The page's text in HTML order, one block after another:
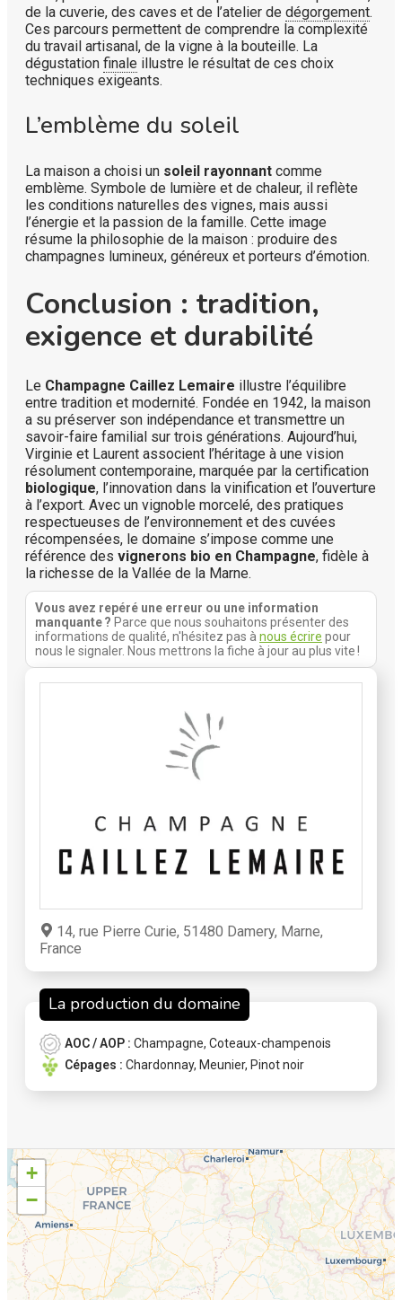
de la cuverie, des caves et de l’atelier de dégorgement.
Ces parcours permettent de comprendre la complexité
du travail artisanal, de la vigne à la bouteille. La
dégustation finale illustre le résultat de ces choix
techniques exigeants.
L’emblème du soleil
La maison a choisi un soleil rayonnant comme
emblème. Symbole de lumière et de chaleur, il reflète
les conditions naturelles des vignes, mais aussi
l’énergie et la passion de la famille. Cette image
résume la philosophie de la maison : produire des
champagnes lumineux, généreux et porteurs d’émotion.
Conclusion : tradition,
exigence et durabilité
Le Champagne Caillez Lemaire illustre l’équilibre
entre tradition et modernité. Fondée en 1942, la maison
a su préserver son indépendance et transmettre un
savoir-faire familial sur trois générations. Aujourd’hui,
Virginie et Laurent associent l’héritage à une vision
résolument contemporaine, marquée par la certification
biologique, l’innovation dans la vinification et l’ouverture
à l’export. Avec un vignoble morcelé, des pratiques
respectueuses de l’environnement et des cuvées
récompensées, le domaine s’impose comme une
référence des vignerons bio en Champagne, fidèle à
la richesse de la Vallée de la Marne.
Vous avez repéré une erreur ou une information
manquante ? Parce que nous souhaitons présenter des
informations de qualité, n'hésitez pas à nous écrire pour
nous le signaler. Nous mettrons la fiche à jour au plus vite !
14, rue Pierre Curie, 51480 Damery, Marne,
France
La production du domaine
AOC / AOP : Champagne, Coteaux-champenois
Cépages : Chardonnay, Meunier, Pinot noir
+
−